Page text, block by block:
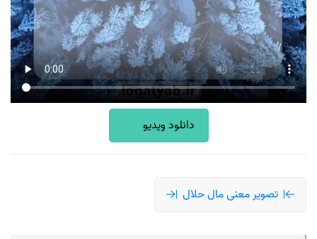
دانلود ویدیو
تصویر معنی مال حلال